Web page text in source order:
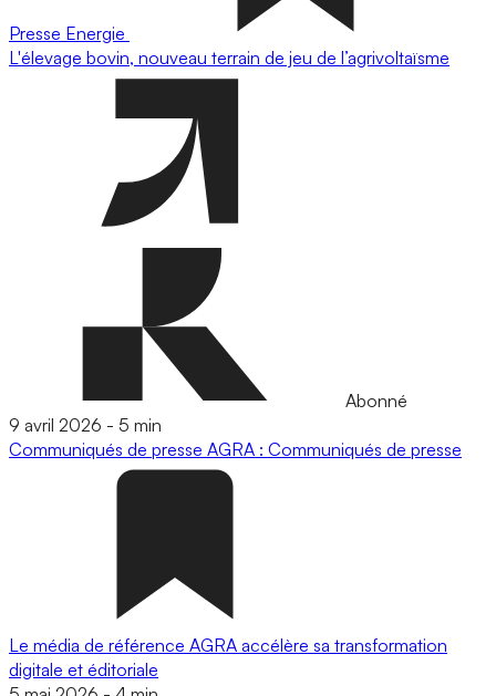
Presse Energie
L'élevage bovin, nouveau terrain de jeu de l’agrivoltaïsme
Abonné
9 avril 2026 - 5 min
Communiqués de presse AGRA : Communiqués de presse
Le média de référence AGRA accélère sa transformation
digitale et éditoriale